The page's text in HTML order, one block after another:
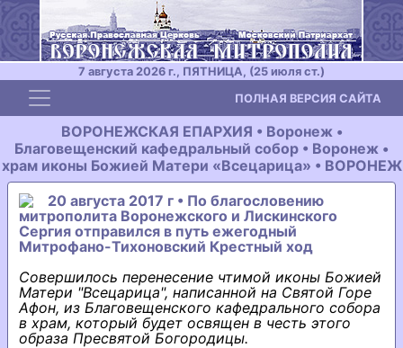
7 августа 2026 г., ПЯТНИЦА, (25 июля ст.)
Toggle navigation ПОЛНАЯ ВЕРСИЯ САЙТА
ВОРОНЕЖСКАЯ ЕПАРХИЯ • Воронеж •
Благовещенский кафедральный собор • Воронеж •
храм иконы Божией Матери «Всецарица» • ВОРОНЕЖ
20 августа 2017 г • По благословению
митрополита Воронежского и Лискинского
Сергия отправился в путь ежегодный
Митрофано-Тихоновский Крестный ход
Совершилось перенесение чтимой иконы Божией
Матери "Всецарица", написанной на Святой Горе
Афон, из Благовещенского кафедрального собора
в храм, который будет освящен в честь этого
образа Пресвятой Богородицы.